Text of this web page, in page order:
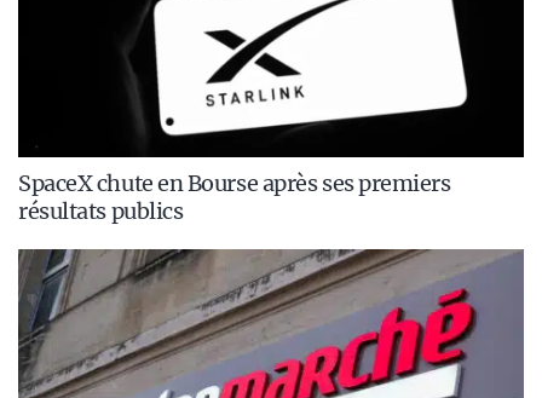
SpaceX chute en Bourse après ses premiers
résultats publics